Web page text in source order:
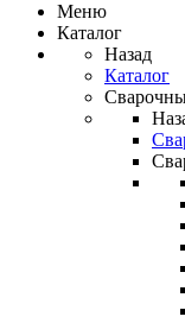
Меню
Каталог
Назад
Каталог